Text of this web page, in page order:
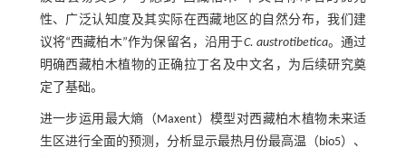
性、广泛认知度及其实际在西藏地区的自然分布，我们建
议将“西藏柏木”作为保留名，沿用于C. austrotibetica。通过
明确西藏柏木植物的正确拉丁名及中文名，为后续研究奠
定了基础。
进一步运用最大熵（Maxent）模型对西藏柏木植物未来适
生区进行全面的预测，分析显示最热月份最高温（bio5）、